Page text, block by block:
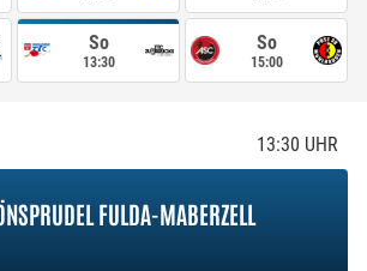
So
13:30
So
15:00
13:30 UHR
FULDA-MABERZELL